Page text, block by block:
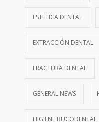
ESTETICA DENTAL
EXTRACCIÓN DENTAL
FRACTURA DENTAL
GENERAL NEWS
HIGIENE BUCODENTAL